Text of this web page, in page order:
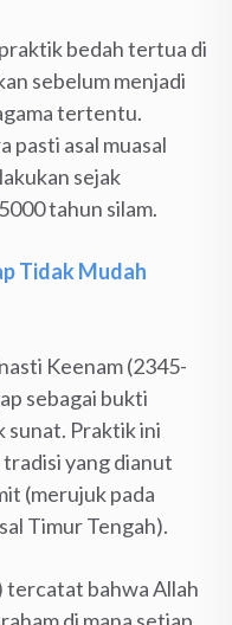
bedah tertua di
sebelum menjadi
tertentu.
pasti asal muasal
sejak
tahun silam.
Tidak Mudah
Keenam (2345-
sebagai bukti
Praktik ini
yang dianut
(merujuk pada
Timur Tengah).
tercatat bahwa Allah